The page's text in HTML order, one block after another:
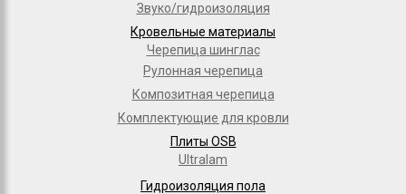
Звуко/гидроизоляция
Кровельные материалы
Черепица шинглас
Рулонная черепица
Композитная черепица
Комплектующие для кровли
Плиты OSB
Ultralam
Гидроизоляция пола